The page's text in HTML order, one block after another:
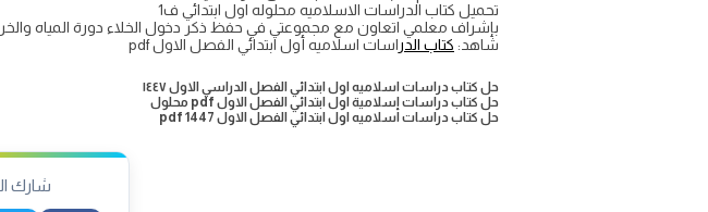
تحميل كتاب الدراسات الاسلاميه محلوله اول ابتدائي ف1
بإشراف معلمي اتعاون مع مجموعتي في حفظ ذكر دخول الخلاء دورة المياه
شاهد: كتاب الدراسات اسلاميه أول ابتدائي الفصل الاول pdf
حل كتاب دراسات اسلاميه اول ابتدائي الفصل الدراسي الاول ١٤٤٧
حل كتاب دراسات إسلامية اول ابتدائي الفصل الاول pdf محلول
حل كتاب دراسات اسلاميه اول ابتدائي الفصل الاول 1447 pdf
شارك